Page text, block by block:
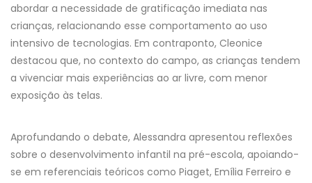
abordar a necessidade de gratificação imediata nas
crianças, relacionando esse comportamento ao uso
intensivo de tecnologias. Em contraponto, Cleonice
destacou que, no contexto do campo, as crianças tendem
a vivenciar mais experiências ao ar livre, com menor
exposição às telas.
Aprofundando o debate, Alessandra apresentou reflexões
sobre o desenvolvimento infantil na pré-escola, apoiando-
se em referenciais teóricos como Piaget, Emília Ferreiro e